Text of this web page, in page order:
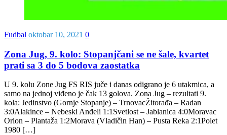
Fudbal oktobar 10, 2021 0
Zona Jug, 9. kolo: Stopanjčani se ne šale, kvartet
prati sa 3 do 5 bodova zaostatka
U 9. kolu Zone Jug FS RIS juče i danas odigrano je 6 utakmica, a
samo na jednoj viđeno je čak 13 golova. Zona Jug – rezultati 9.
kola: Jedinstvo (Gornje Stopanje) – TrnovacŽitorađa – Radan
3:0Alakince – Nebeski Anđeli 1:1Svetlost – Jablanica 4:0Moravac
Orion – Plantaža 1:2Morava (Vladičin Han) – Pusta Reka 2:1Polet
1980 […]